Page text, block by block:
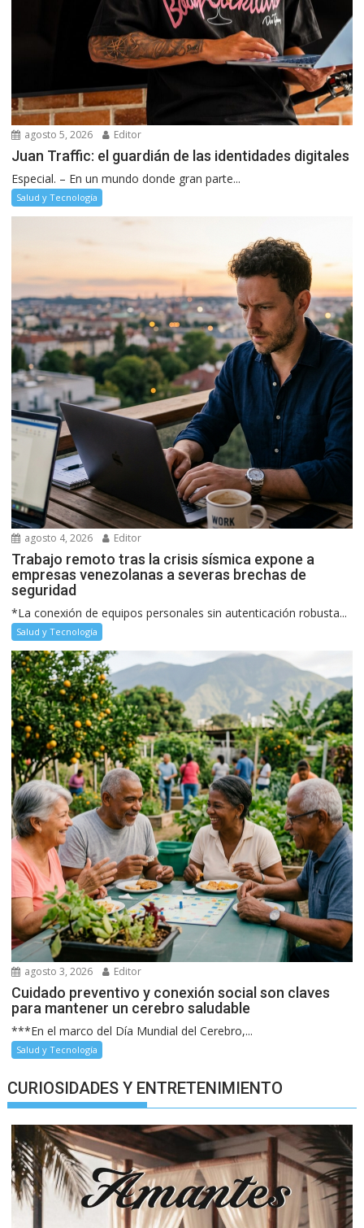
agosto 5, 2026 Editor
Juan Traffic: el guardián de las identidades digitales
Especial. – En un mundo donde gran parte...
Salud y Tecnología
agosto 4, 2026 Editor
Trabajo remoto tras la crisis sísmica expone a
empresas venezolanas a severas brechas de
seguridad
*La conexión de equipos personales sin autenticación robusta...
Salud y Tecnología
agosto 3, 2026 Editor
Cuidado preventivo y conexión social son claves
para mantener un cerebro saludable
***En el marco del Día Mundial del Cerebro,...
Salud y Tecnología
CURIOSIDADES Y ENTRETENIMIENTO